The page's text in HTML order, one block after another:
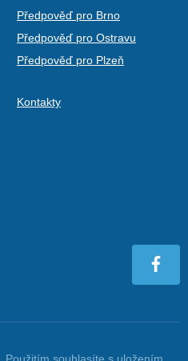
Předpověď pro Brno
Předpověď pro Ostravu
Předpověď pro Plzeň
Kontakty
Použitím souhlasíte s uložením